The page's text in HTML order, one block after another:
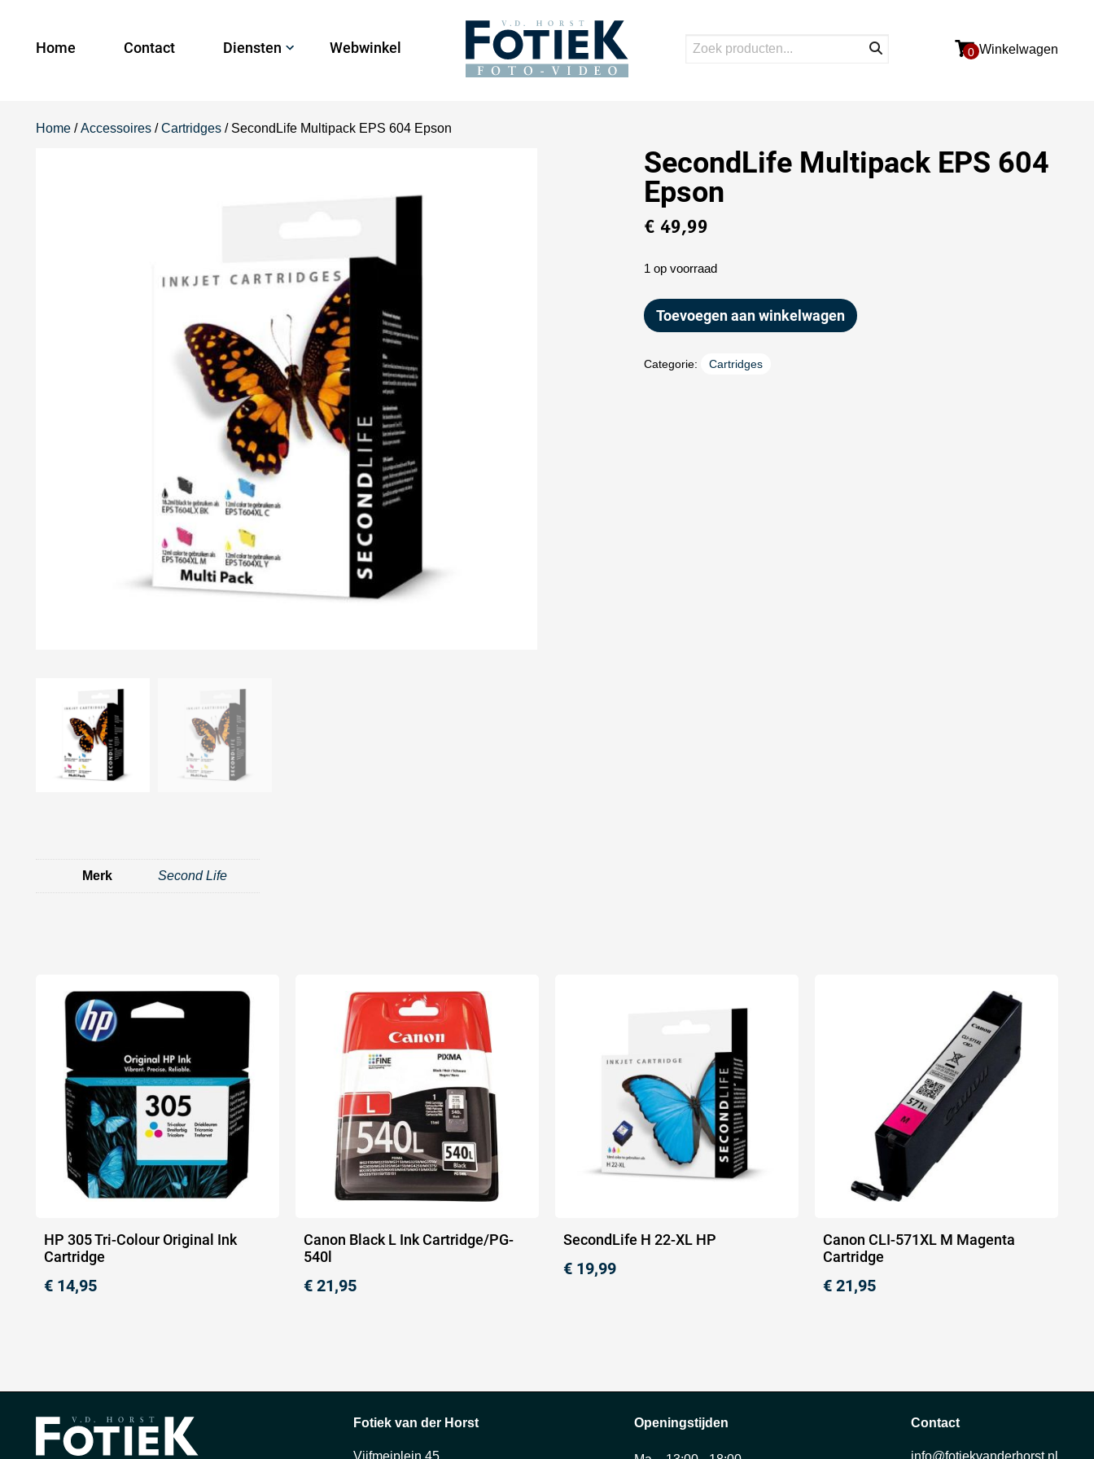
Home Contact Diensten Webwinkel 0 Winkelwagen
Home /Accessoires /Cartridges / SecondLife Multipack EPS 604 Epson
SecondLife Multipack EPS 604
Epson
€49,99
1 op voorraad
Toevoegen aan winkelwagen
Categorie: Cartridges
Merk Second Life
HP 305 Tri-Colour Original Ink
Cartridge
€ 14,95
Canon Black L Ink Cartridge/PG-
540l
€ 21,95
SecondLife H 22-XL HP
€ 19,99
Canon CLI-571XL M Magenta
Cartridge
€ 21,95
Fotiek van der Horst
Vijfmeiplein 45
Openingstijden Contact
info@fotiekvanderhorst.nl